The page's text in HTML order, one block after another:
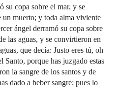
su copa sobre el mar, y se
un muerto; y toda alma viviente
ángel derramó su copa sobre
las aguas, y se convirtieron en
que decía: Justo eres tú, oh
Santo, porque has juzgado estas
la sangre de los santos y de
dado a beber sangre; pues lo